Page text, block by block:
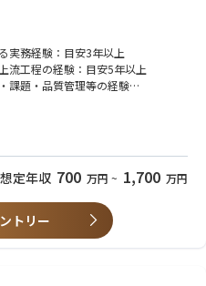
応じて担当領域を検討します。
ジションではなく、業務部門と開
体を前に進める役割です。
クトマネージャーとしての活躍を期
ットなど、お客さまの生活に直結す
ります。担当領域の専門性だけでな
実務経験：目安3年以上
流工程の経験：目安5年以上
課題・品質管理等の経験
ネージャー、PMO等として、関係
ークホルダーとの調整・交渉経験
資信託、デビット、市場系、会計、
発・更改経験
ロジェクトのマネジメント経験
想定年収 700 万円 ~ 1,700 万円
トリー